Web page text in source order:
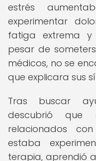
estrés
experimentar
fatiga extrema y
pesar de
médicos, no se
que explicara sus
Tras buscar
descubrió que
relacionados
estaba
terapia, aprendió